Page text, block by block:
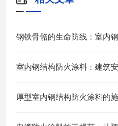
室内钢结构防火涂料：建筑
厚型室内钢结构防火涂料的